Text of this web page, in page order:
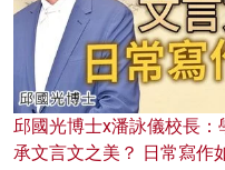
邱國光博士x潘詠儀校長
承文言文之美？ 日常寫作